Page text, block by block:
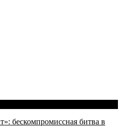
бескомпромиссная битва в